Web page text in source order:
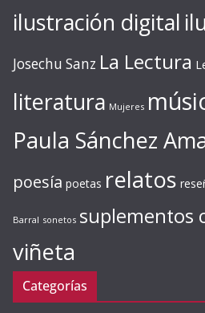
ilustración digital
Josechu Sanz La Lectura
literatura Mujeres
Paula Sánchez
poesía poetas relatos
Barral sonetos suplementos
viñeta
Categorías